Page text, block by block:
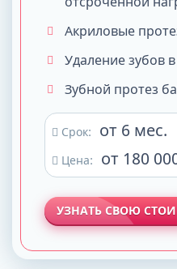
Акриловые
Удаление зубов
Зубной протез
Срок: от 6 мес.
Цена: от 180
УЗНАТЬ СВОЮ